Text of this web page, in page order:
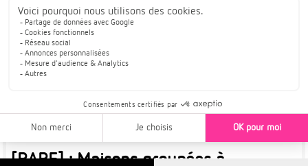
HOLTZHEIM
EMPLACEMENT RARE EN CŒUR DE VILLAGE
[RARE] : Maisons groupées à